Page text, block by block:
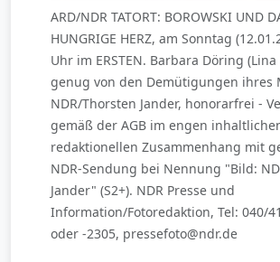
ARD/NDR TATORT: BOROWSKI UND
HUNGRIGE HERZ, am Sonntag
Uhr im ERSTEN. Barbara Döring
genug von den Demütigungen ihres
NDR/Thorsten Jander, honorarfrei -
gemäß der AGB im engen
redaktionellen Zusammenhang mit
NDR-Sendung bei Nennung "Bild:
Jander" (S2+). NDR Presse und
Information/Fotoredaktion, Tel: 040/
oder -2305, pressefoto@ndr.de